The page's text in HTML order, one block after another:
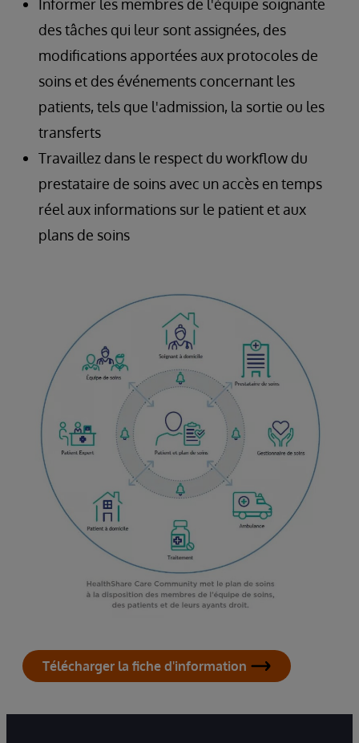
Informer les membres de l'équipe soignante
des tâches qui leur sont assignées, des
modifications apportées aux protocoles de
soins et des événements concernant les
patients, tels que l'admission, la sortie ou les
transferts
Travaillez dans le respect du workflow du
prestataire de soins avec un accès en temps
réel aux informations sur le patient et aux
plans de soins
Télécharger la fiche d'information